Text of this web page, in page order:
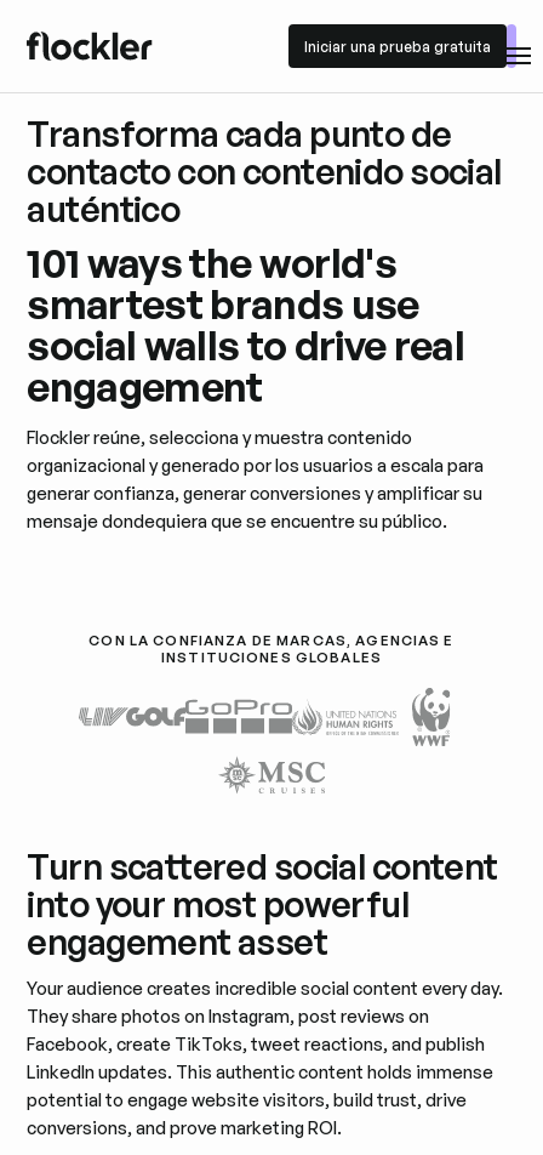
Iniciar una prueba gratuita
Iniciar una prueba gratuita
Transforma cada punto de
contacto con contenido social
auténtico
101 ways the world's
smartest brands use
social walls to drive real
engagement
Flockler reúne, selecciona y muestra contenido
organizacional y generado por los usuarios a escala para
generar confianza, generar conversiones y amplificar su
mensaje dondequiera que se encuentre su público.
CON LA CONFIANZA DE MARCAS, AGENCIAS E
INSTITUCIONES GLOBALES
Turn scattered social content
into your most powerful
engagement asset
Your audience creates incredible social content every day.
They share photos on Instagram, post reviews on
Facebook, create TikToks, tweet reactions, and publish
LinkedIn updates. This authentic content holds immense
potential to engage website visitors, build trust, drive
conversions, and prove marketing ROI.